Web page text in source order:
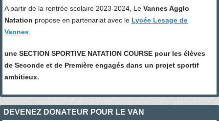
A partir de la rentrée scolaire 2023-2024, Le Vannes Agglo
Natation propose en partenariat avec le Lycée Lesage de
Vannes
une SECTION SPORTIVE NATATION COURSE pour les élèves
de Seconde et de Première engagés dans un projet sportif
ambitieux.
DEVENEZ DONATEUR POUR LE VAN